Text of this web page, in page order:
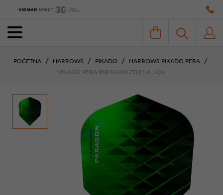
POČETNA HARROWS PIKADO
HARROWS PIKADO PERA
PIKADO PERA PARAGON ZELENA NO6